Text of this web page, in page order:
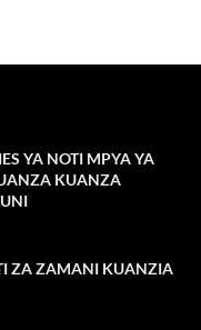
YA NOTI MPYA YA
KUANZA
ZA ZAMANI KUANZIA